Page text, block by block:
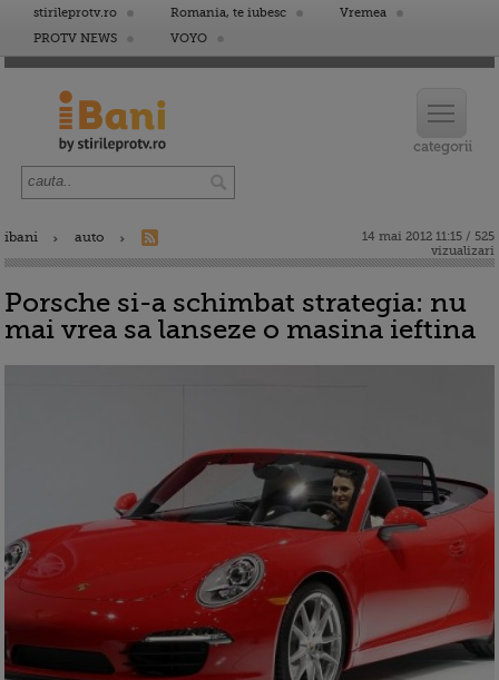
stirileprotv.ro Romania, te iubesc
Vremea
PROTV NEWS
VOYO
ibani auto
14 mai 2012 11:15 / 525
vizualizari
Porsche si-a schimbat strategia: nu
mai vrea sa lanseze o masina ieftina